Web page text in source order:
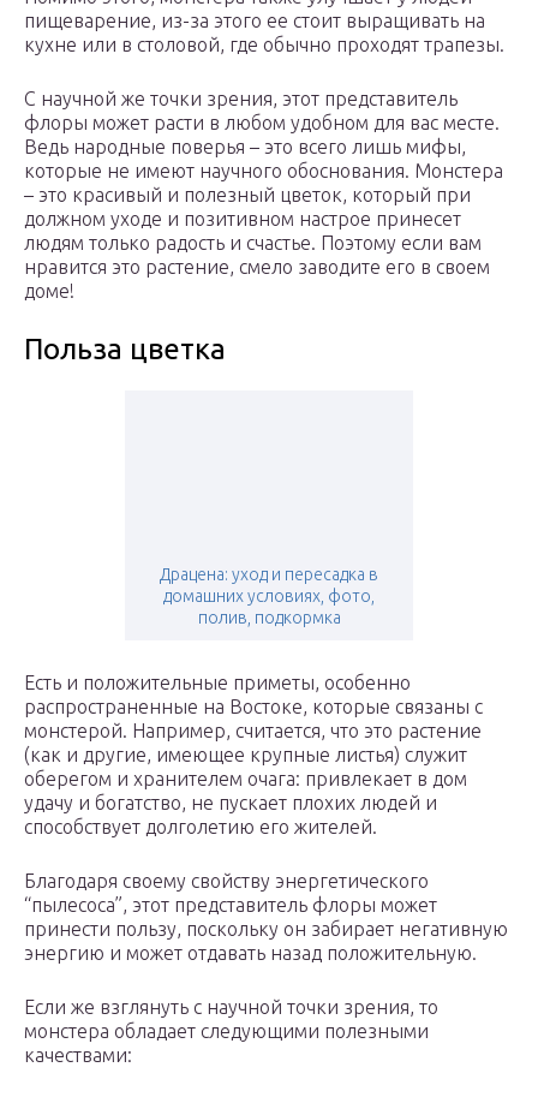
пищеварение, из-за этого ее стоит выращивать на
кухне или в столовой, где обычно проходят трапезы.
С научной же точки зрения, этот представитель
флоры может расти в любом удобном для вас месте.
Ведь народные поверья – это всего лишь мифы,
которые не имеют научного обоснования. Монстера
– это красивый и полезный цветок, который при
должном уходе и позитивном настрое принесет
людям только радость и счастье. Поэтому если вам
нравится это растение, смело заводите его в своем
доме!
Польза цветка
Драцена: уход и пересадка в
домашних условиях, фото,
полив, подкормка
Есть и положительные приметы, особенно
распространенные на Востоке, которые связаны с
монстерой. Например, считается, что это растение
(как и другие, имеющее крупные листья) служит
оберегом и хранителем очага: привлекает в дом
удачу и богатство, не пускает плохих людей и
способствует долголетию его жителей.
Благодаря своему свойству энергетического
“пылесоса”, этот представитель флоры может
принести пользу, поскольку он забирает негативную
энергию и может отдавать назад положительную.
Если же взглянуть с научной точки зрения, то
монстера обладает следующими полезными
качествами: